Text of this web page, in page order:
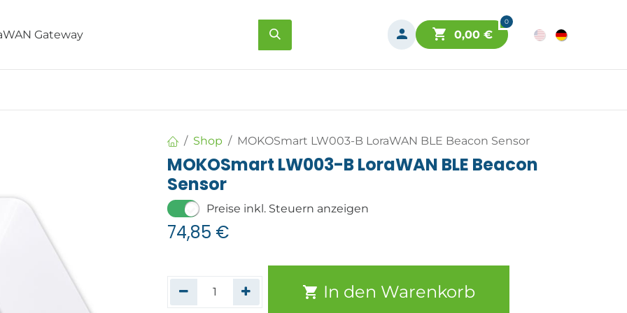
0
0,00€
Shop MOKOSmart LW003-B LoraWAN BLE Beacon Sensor
MOKOSmart LW003-B LoraWAN BLE Beacon
Sensor
Preise inkl. Steuern anzeigen
74,85 €
In den Warenkorb